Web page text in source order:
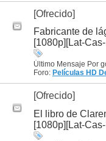
[Ofrecido]
Fabricante de
[1080p][Lat-
Último Mensaje Por
Foro: Películas HD
[Ofrecido]
El libro de
[1080p][Lat-